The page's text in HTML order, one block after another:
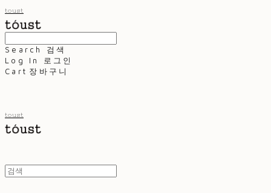
toust
Search
검색
Log In
로그인
Cart 장바구니
toust